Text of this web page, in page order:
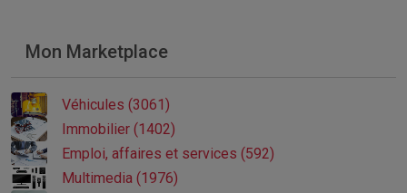
Mon Marketplace
Véhicules (3061)
Immobilier (1402)
Emploi, affaires et services (592)
Multimedia (1976)